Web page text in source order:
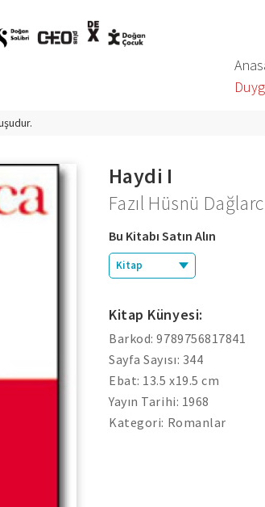
Haydi I
Fazıl Hüsnü
Bu Kitabı Satın Alın
Kitap
Kitap Künyesi:
Barkod: 9789756817841
Sayfa Sayısı: 344
Ebat: 13.5 x19.5 cm
Yayın Tarihi: 1968
Kategori: Romanlar